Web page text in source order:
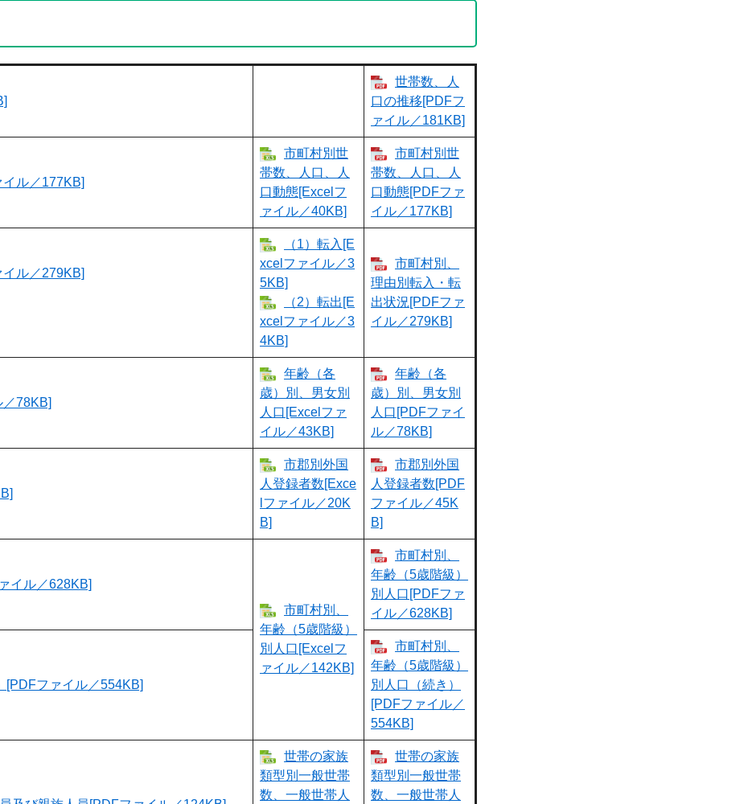
世帯数、人
口の推移[PDFフ
ァイル／181KB]
ル／177KB]
市町村別世
帯数、人口、人
口動態[Excelフ
ァイル／40KB]
市町村別世
帯数、人口、人
口動態[PDFファ
イル／177KB]
ル／279KB]
（1）転入[E
xcelファイル／3
5KB]
（2）転出[E
xcelファイル／3
4KB]
市町村別、
理由別転入・転
出状況[PDFファ
イル／279KB]
78KB]
年齢（各
歳）別、男女別
人口[Excelファ
イル／43KB]
年齢（各
歳）別、男女別
人口[PDFファイ
ル／78KB]
市郡別外国
人登録者数[Exce
lファイル／20K
B]
市郡別外国
人登録者数[PDF
ファイル／45K
B]
イル／628KB]
市町村別、
年齢（5歳階級）
別人口[Excelフ
ァイル／142KB]
市町村別、
年齢（5歳階級）
別人口[PDFファ
イル／628KB]
[PDFファイル／554KB]
市町村別、
年齢（5歳階級）
別人口（続き）
[PDFファイル／
554KB]
世帯の家族
類型別一般世帯
数、一般世帯人
世帯の家族
類型別一般世帯
数、一般世帯人